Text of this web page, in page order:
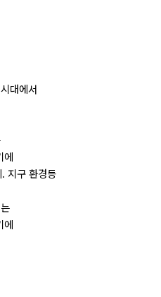
대에서
에
지구 환경등
에